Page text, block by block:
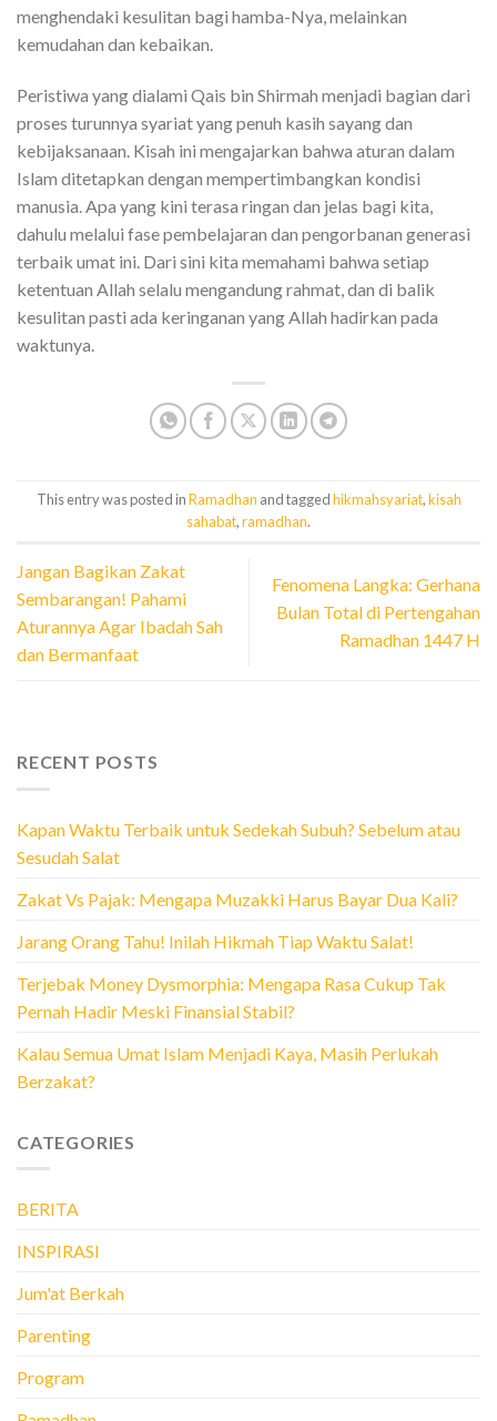
menghendaki kesulitan bagi hamba-Nya, melainkan
kemudahan dan kebaikan.
Peristiwa yang dialami Qais bin Shirmah menjadi bagian dari
proses turunnya syariat yang penuh kasih sayang dan
kebijaksanaan. Kisah ini mengajarkan bahwa aturan dalam
Islam ditetapkan dengan mempertimbangkan kondisi
manusia. Apa yang kini terasa ringan dan jelas bagi kita,
dahulu melalui fase pembelajaran dan pengorbanan generasi
terbaik umat ini. Dari sini kita memahami bahwa setiap
ketentuan Allah selalu mengandung rahmat, dan di balik
kesulitan pasti ada keringanan yang Allah hadirkan pada
waktunya.
This entry was posted inRamadhan and taggedhikmahsyariat,kisah
sahabat,ramadhan.
Jangan Bagikan Zakat
Sembarangan! Pahami
Aturannya Agar Ibadah Sah
dan Bermanfaat
Fenomena Langka: Gerhana
Bulan Total di Pertengahan
Ramadhan 1447 H
RECENT POSTS
Kapan Waktu Terbaik untuk Sedekah Subuh? Sebelum atau
Sesudah Salat
Zakat Vs Pajak: Mengapa Muzakki Harus Bayar Dua Kali?
Jarang Orang Tahu! Inilah Hikmah Tiap Waktu Salat!
Terjebak Money Dysmorphia: Mengapa Rasa Cukup Tak
Pernah Hadir Meski Finansial Stabil?
Kalau Semua Umat Islam Menjadi Kaya, Masih Perlukah
Berzakat?
CATEGORIES
BERITA
INSPIRASI
Jum'at Berkah
Parenting
Program